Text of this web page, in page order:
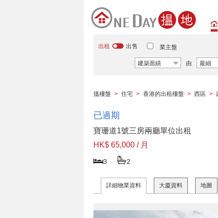
出租 出售 業主盤
建築面績 由 最細
搵樓盤 > 住宅 > 香港的出租樓盤 > 西區 >
已過期
寶珊道1號三房兩廳單位出租
HK$ 65,000 / 月
3 2
詳細物業資料 大廈資料 地圖